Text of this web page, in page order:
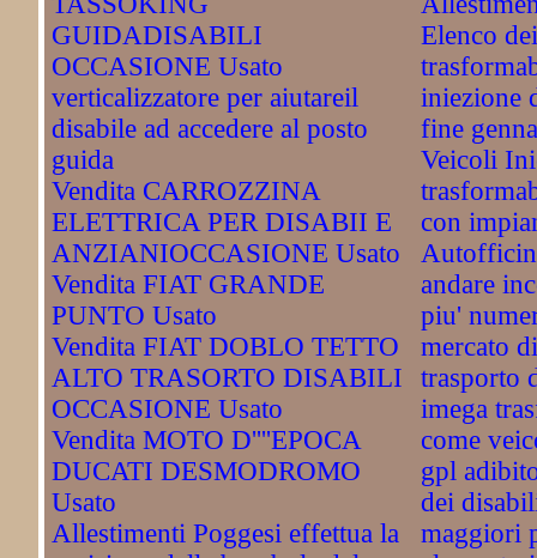
GUIDADISABILI
OCCASIONE Usato
verticalizzatore per aiutareil
disabile ad accedere al posto
guida
Vendita CARROZZINA
ELETTRICA PER DISABII E
ANZIANIOCCASIONE Usato
Vendita FIAT GRANDE
PUNTO Usato
Vendita FIAT DOBLO TETTO
ALTO TRASORTO DISABILI
OCCASIONE Usato
Vendita MOTO D''''EPOCA
DUCATI DESMODROMO
Usato
Allestimenti Poggesi effettua la
Elenco
iniezione
fine
Veicoli
con
andare
piu'
mercato
trasporto
imega
come
gpl
dei
maggiori